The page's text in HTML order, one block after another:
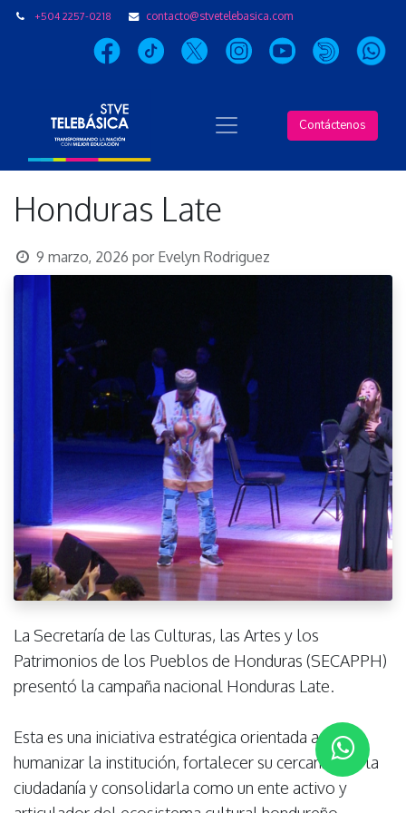
+504 2257-0218 contacto@stvetelebasica.com
Contáctenos
Honduras Late
9 marzo, 2026 por Evelyn Rodriguez
La Secretaría de las Culturas, las Artes y los
Patrimonios de los Pueblos de Honduras (SECAPPH)
presentó la campaña nacional Honduras Late.
Esta es una iniciativa estratégica orientada a
humanizar la institución, fortalecer su cercanía con la
ciudadanía y consolidarla como un ente activo y